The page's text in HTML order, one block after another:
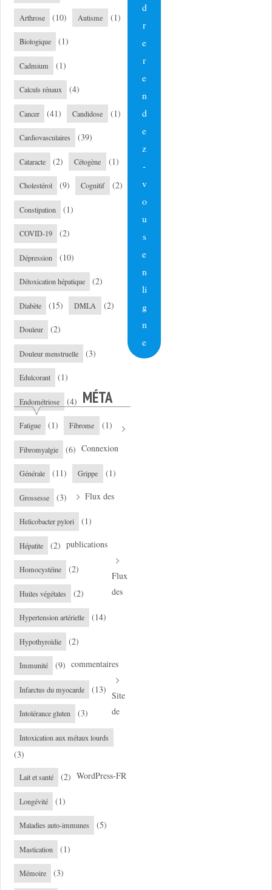
Arthrose (10) Autisme (1)
Biologique (1)
Cadmium (1)
Calculs rénaux (4)
Cancer (41) Candidose (1)
Cardiovasculaires (39)
Cataracte (2) Cétogène (1)
Cholestérol (9) Cognitif (2)
Constipation (1)
COVID-19 (2)
Dépression (10)
Détoxication hépatique (2)
Diabète (15) DMLA (2)
Douleur (2)
Douleur menstruelle (3)
Edulcorant (1)
Endométriose (4)
Fatigue (1) Fibrome (1)
Fibromyalgie (6)
Générale (11) Grippe (1)
Grossesse (3)
Helicobacter pylori (1)
Hépatite (2)
Homocystéine (2)
Huiles végétales (2)
Hypertension artérielle (14)
Hypothyroïdie (2)
Immunité (9)
Infarctus du myocarde (13)
Intolérance gluten (3)
Intoxication aux métaux lourds
(3)
Lait et santé (2)
Longévité (1)
Maladies auto-immunes (5)
Mastication (1)
Mémoire (3)
d
r
e
r
e
n
d
e
z
-
v
o
u
s
e
n
li
g
n
e
MÉTA
Connexion
Flux des
publications
Flux
des
commentaires
Site
de
WordPress-FR